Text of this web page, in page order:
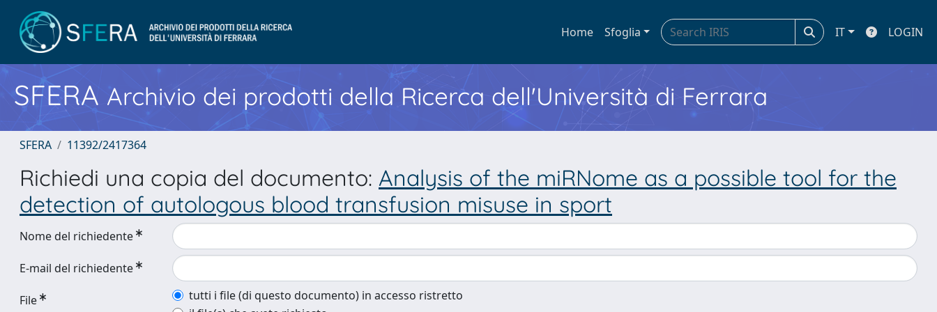
Home Sfoglia IT LOGIN
SFERA Archivio dei prodotti della Ricerca dell'Università di Ferrara
SFERA 11392/2417364
Richiedi una copia del documento: Analysis of the miRNome as a possible tool for the
detection of autologous blood transfusion misuse in sport
Nome del richiedente
E-mail del richiedente
File
tutti i file (di questo documento) in accesso ristretto